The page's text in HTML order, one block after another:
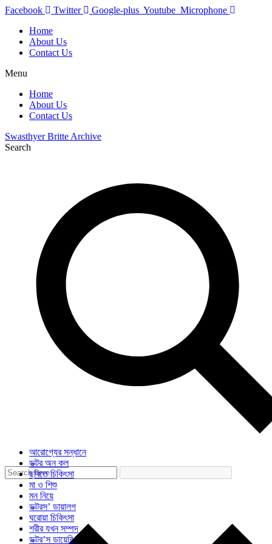
Skip
content
Facebook Twitter Google-plus Youtube Microphone
Home
About Us
Contact Us
Menu
Home
About Us
Contact Us
Swasthyer Britte Archive
Search
আরোগ্যের সন্ধানে
ডক্টর অন কল
ছবিতে চিকিৎসা
মা ও শিশু
মন নিয়ে
ডক্টরস’ ডায়ালগ
ঘরোয়া চিকিৎসা
শরীর যখন সম্পদ
ডক্টর’স ডায়েরি